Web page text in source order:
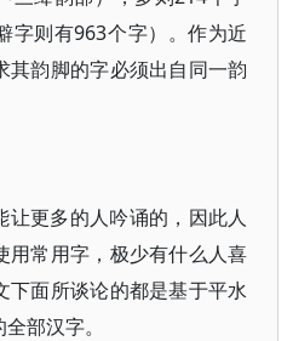
字则有963个字）。作为近
其韵脚的字必须出自同一韵
让更多的人吟诵的，因此人
用常用字，极少有什么人喜
下面所谈论的都是基于平水
部汉字。